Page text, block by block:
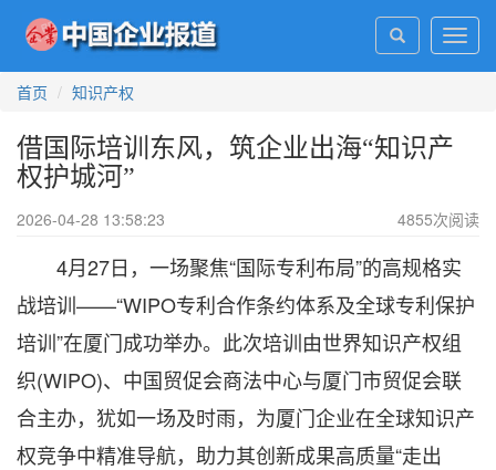
首页
知识产权
借国际培训东风，筑企业出海“知识产
权护城河”
2026-04-28 13:58:23 4855次阅读
4月27日，一场聚焦“国际专利布局”的高规格实
战培训——“WIPO专利合作条约体系及全球专利保护
培训”在厦门成功举办。此次培训由世界知识产权组
织(WIPO)、中国贸促会商法中心与厦门市贸促会联
合主办，犹如一场及时雨，为厦门企业在全球知识产
权竞争中精准导航，助力其创新成果高质量“走出